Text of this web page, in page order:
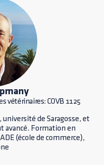
vétérinaires: COVB 1125
de Saragosse, et
avancé. Formation en
(école de commerce),